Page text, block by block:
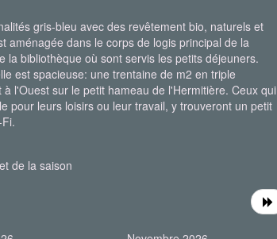
gris-bleu avec des revêtement bio, naturels et
aménagée dans le corps de logis principal de la
bibliothèque où sont servis les petits déjeuners.
est spacieuse: une trentaine de m2 en triple
l'Ouest sur le petit hameau de l'Hermitière. Ceux qui
pour leurs loisirs ou leur travail, y trouveront un petit
de la saison